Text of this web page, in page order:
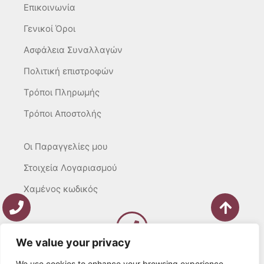
We value your privacy
Επικοινωνία
Γενικοί Όροι
Ασφάλεια Συναλλαγών
Πολιτική επιστροφών
Τρόποι Πληρωμής
Τρόποι Αποστολής
Οι Παραγγελίες μου
Στοιχεία Λογαριασμού
Χαμένος κωδικός
Καλέστε μας